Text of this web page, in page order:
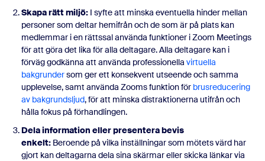
Skapa rätt miljö: I syfte att minska eventuella hinder mellan
personer som deltar hemifrån och de som är på plats kan
medlemmar i en rättssal använda funktioner i Zoom Meetings
för att göra det lika för alla deltagare. Alla deltagare kan i
förväg godkänna att använda professionella virtuella
bakgrundersom ger ett konsekvent utseende och samma
upplevelse, samt använda Zooms funktion för brusreducering
av bakgrundsljud, för att minska distraktionerna utifrån och
hålla fokus på förhandlingen.
Dela information eller presentera bevis
enkelt: Beroende på vilka inställningar som mötets värd har
gjort kan deltagarna dela sina skärmar eller skicka länkar via